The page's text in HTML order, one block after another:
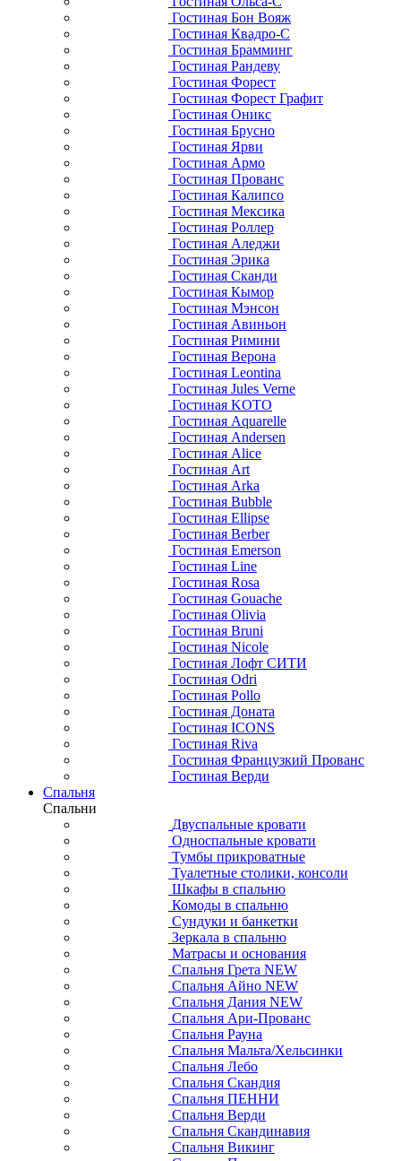
Гостиная Бон Вояж
Гостиная Квадро-С
Гостиная Брамминг
Гостиная Рандеву
Гостиная Форест
Гостиная Форест Графит
Гостиная Оникс
Гостиная Брусно
Гостиная Ярви
Гостиная Армо
Гостиная Прованс
Гостиная Калипсо
Гостиная Мексика
Гостиная Роллер
Гостиная Аледжи
Гостиная Эрика
Гостиная Сканди
Гостиная Кымор
Гостиная Мэнсон
Гостиная Авиньон
Гостиная Римини
Гостиная Верона
Гостиная Leontina
Гостиная Jules Verne
Гостиная KOTO
Гостиная Aquarelle
Гостиная Andersen
Гостиная Alice
Гостиная Art
Гостиная Arka
Гостиная Bubble
Гостиная Ellipse
Гостиная Berber
Гостиная Emerson
Гостиная Line
Гостиная Rosa
Гостиная Gouache
Гостиная Olivia
Гостиная Bruni
Гостиная Nicole
Гостиная Лофт СИТИ
Гостиная Odri
Гостиная Pollo
Гостиная Доната
Гостиная ICONS
Гостиная Riva
Гостиная Французкий Прованс
Гостиная Верди
Спальня
Спальни
Двуспальные кровати
Односпальные кровати
Тумбы прикроватные
Туалетные столики, консоли
Шкафы в спальню
Комоды в спальню
Сундуки и банкетки
Зеркала в спальню
Матрасы и основания
Спальня Грета NEW
Спальня Айно NEW
Спальня Дания NEW
Спальня Ари-Прованс
Спальня Рауна
Спальня Мальта/Хельсинки
Спальня Лебо
Спальня Скандия
Спальня ПЕННИ
Спальня Верди
Спальня Скандинавия
Спальня Викинг